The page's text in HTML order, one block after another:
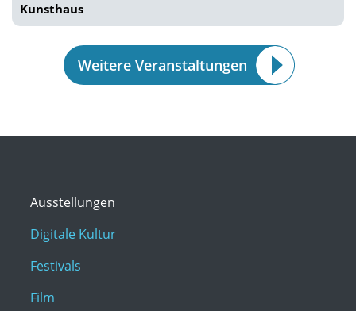
Kunsthaus
Weitere Veranstaltungen
Ausstellungen
Digitale Kultur
Festivals
Film